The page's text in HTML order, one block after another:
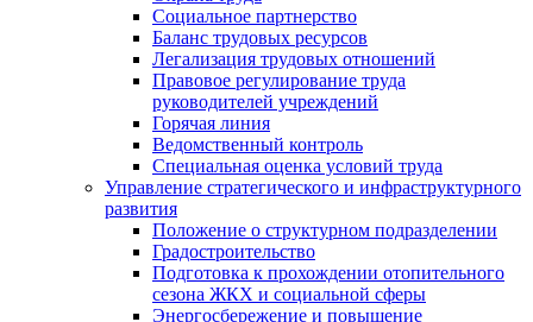
Социальное партнерство
Баланс трудовых ресурсов
Легализация трудовых отношений
Правовое регулирование труда
руководителей учреждений
Горячая линия
Ведомственный контроль
Специальная оценка условий труда
Управление стратегического и инфраструктурного
развития
Положение о структурном подразделении
Градостроительство
Подготовка к прохождении отопительного
сезона ЖКХ и социальной сферы
Энергосбережение и повышение